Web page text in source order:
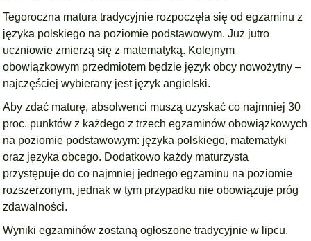
Tegoroczna matura tradycyjnie rozpoczęła się od egzaminu z
języka polskiego na poziomie podstawowym. Już jutro
uczniowie zmierzą się z matematyką. Kolejnym
obowiązkowym przedmiotem będzie język obcy nowożytny –
najczęściej wybierany jest język angielski.
Aby zdać maturę, absolwenci muszą uzyskać co najmniej 30
proc. punktów z każdego z trzech egzaminów obowiązkowych
na poziomie podstawowym: języka polskiego, matematyki
oraz języka obcego. Dodatkowo każdy maturzysta
przystępuje do co najmniej jednego egzaminu na poziomie
rozszerzonym, jednak w tym przypadku nie obowiązuje próg
zdawalności.
Wyniki egzaminów zostaną ogłoszone tradycyjnie w lipcu.